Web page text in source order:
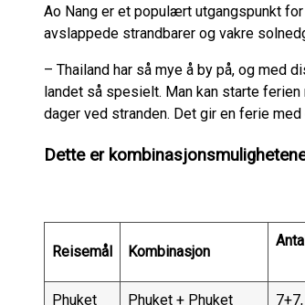
Ao Nang er et populært utgangspunkt
avslappede strandbarer og vakre
– Thailand har så mye å by på, og med
landet så spesielt. Man kan starte
dager ved stranden. Det gir en ferie
Dette er
Reisemål Kombinasjon
Phuket Phuket + Phuket